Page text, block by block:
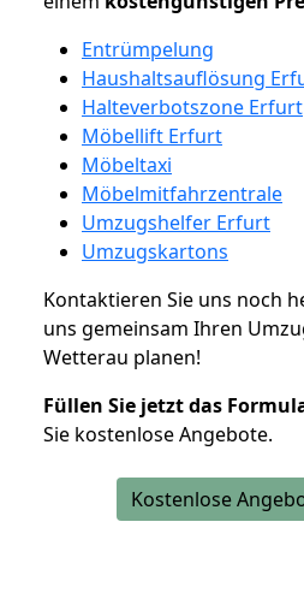
Entrümpelung
Haushaltsauflösung
Halteverbotszone Erfurt
Möbellift Erfurt
Möbeltaxi
Möbelmitfahrzentrale
Umzugshelfer Erfurt
Umzugskartons
Kontaktieren Sie uns noch
uns gemeinsam Ihren
Wetterau planen!
Füllen Sie jetzt das
Sie kostenlose Angebote.
Kostenlose